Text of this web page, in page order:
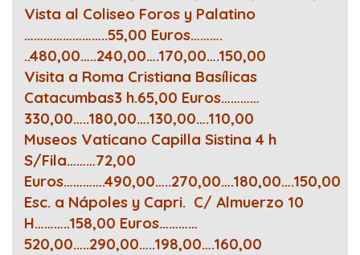
Vista al Coliseo Foros y Palatino
……………………..55,00 Euros……….
..480,00…..240,00….170,00….150,00
Visita a Roma Cristiana Basílicas
Catacumbas3 h.65,00 Euros…………
330,00…..180,00….130,00….110,00
Museos Vaticano Capilla Sistina 4 h
S/Fila………72,00
Euros………….490,00…..270,00….180,00….150,00
Esc. a Nápoles y Capri. C/ Almuerzo 10
H………..158,00 Euros…………
520,00…..290,00…..198,00….160,00